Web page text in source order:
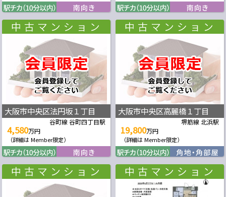
大阪市中央区法円坂１丁目
谷町線 谷町四丁目駅
4,580万円
（詳細は Member限定）
大阪市中央区高麗橋１丁目
堺筋線 北浜駅
19,800万円
（詳細は Member限定）